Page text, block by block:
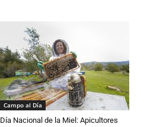
Campo al Día
Día Nacional de la Miel: Apicultores